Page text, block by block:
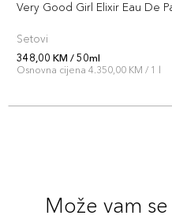
Very Good Girl Elixir Eau De
Setovi
348,00 KM / 50ml
Osnovna cijena 4.350,00 KM / 1 l
Može vam